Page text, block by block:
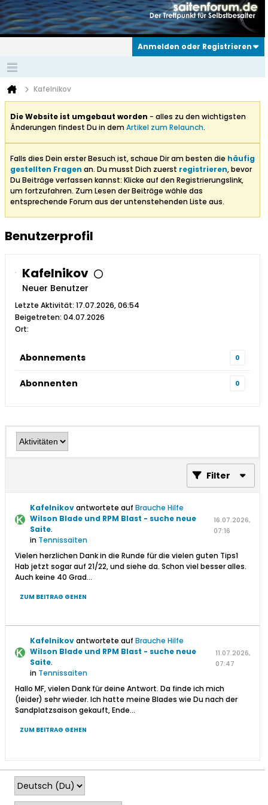
Anmelden oder Registrieren
Kafelnikov
Die Website ist umgebaut worden - alles zu den wichtigsten
Änderungen findest Du in demArtikel zum Relaunch.
Falls dies Dein erster Besuch ist, schaue Dir am besten die häufig
gestellten Fragen an. Du musst Dich zuerst registrieren, bevor
Du Beiträge verfassen kannst: Klicke auf den Registrierungslink,
um fortzufahren. Zum Lesen der Beiträge wähle das
entsprechende Forum aus der untenstehenden Liste aus.
Benutzerprofil
Kafelnikov
Neuer Benutzer
Letzte Aktivität: 17.07.2026, 06:54
Beigetreten: 04.07.2026
Ort:
Abonnements 0
Abonnenten 0
Filter
Kafelnikovantwortete auf Brauche Hilfe
Wilson Blade und RPM Blast - suche neue
Saite.
in Tennissaiten
16.07.2026,
07:16
Vielen herzlichen Dank in die Runde für die vielen guten Tips1
Hab jetzt sogar auf 21/22, und siehe da. Schon viel besser alles.
Auch keine 40 Grad...
ZUM BEITRAG GEHEN
Kafelnikovantwortete auf Brauche Hilfe
Wilson Blade und RPM Blast - suche neue
Saite.
in Tennissaiten
11.07.2026,
07:47
Hallo MF, vielen Dank für deine Antwort. Da finde ich mich
(leider) sehr wieder. Ich hatte meine Blades wie Du nach der
Sandplatzsaison gekauft, Ende...
ZUM BEITRAG GEHEN